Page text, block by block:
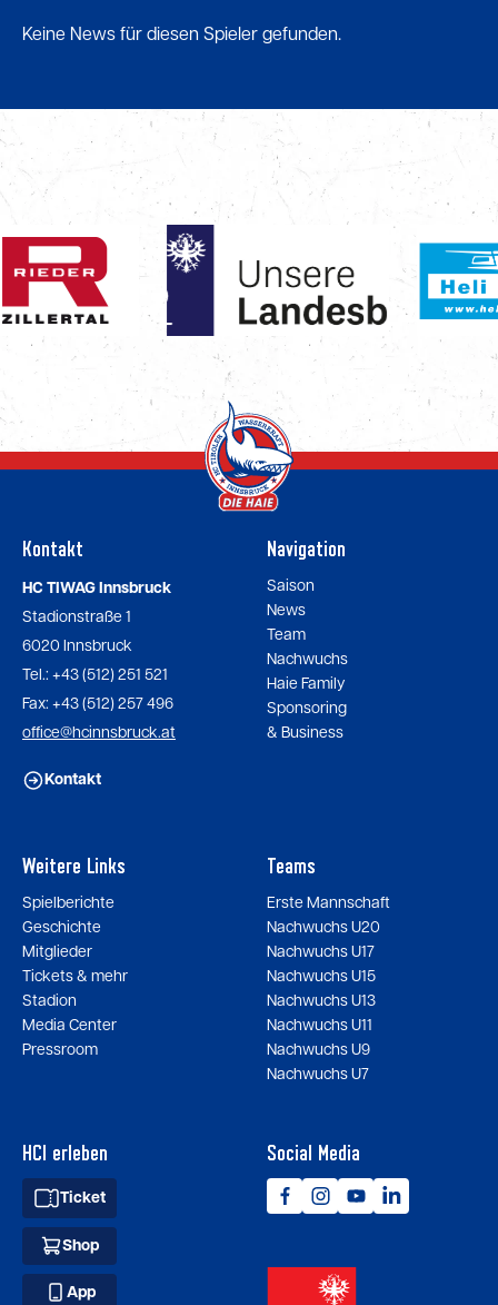
Keine News für diesen Spieler gefunden.
Kontakt
HC TIWAG Innsbruck
Stadionstraße 1
6020 Innsbruck
Tel.: +43 (512) 251 521
Fax: +43 (512) 257 496
office@hcinnsbruck.at
Kontakt
Navigation
Saison
News
Team
Nachwuchs
Haie Family
Sponsoring
& Business
Weitere Links
Spielberichte
Geschichte
Mitglieder
Tickets & mehr
Stadion
Media Center
Pressroom
Teams
Erste Mannschaft
Nachwuchs U20
Nachwuchs U17
Nachwuchs U15
Nachwuchs U13
Nachwuchs U11
Nachwuchs U9
Nachwuchs U7
HCI erleben
Ticket
Shop
App
Social Media